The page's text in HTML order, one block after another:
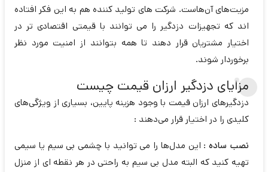
مزیت‌های آن‌هاست. شرکت های تولید کننده هم به این فکر افتاده
اند که تجهیزات دزدگیر را می توانند با قیمتی اقتصادی تر در
اختیار مشتریان قرار دهند تا همه بتوانند از امنیت مورد نظر
برخوردار شوند.
مزایای دزدگیر ارزان قیمت چیست
دزدگیرهای ارزان قیمت با وجود هزینه پایین، بسیاری از ویژگی‌های
کلیدی را در اختیار قرار می‌دهند :
نصب ساده: این مدل‌ها را می توانید با چشمی بی‌ سیم یا سیمی
تهیه کنید که البته مدل بی سیم به راحتی در هر نقطه ای از منزل